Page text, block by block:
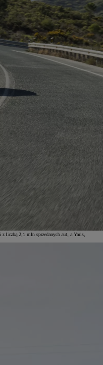
liczbą 2,1 mln sprzedanych aut, a Yaris,